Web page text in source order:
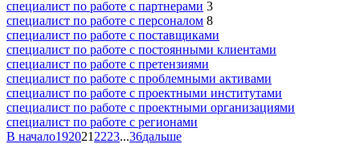
специалист по работе с партнерами 3
специалист по работе с персоналом 8
специалист по работе с поставщиками
специалист по работе с постоянными клиентами
специалист по работе с претензиями
специалист по работе с проблемными активами
специалист по работе с проектными институтами
специалист по работе с проектными организациями
специалист по работе с регионами
В начало192021 2223...36дальше